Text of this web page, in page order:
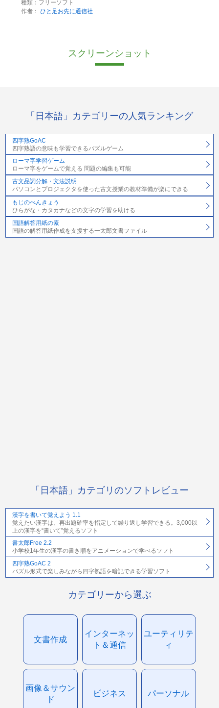
種類：フリーソフト
作者： ひと足お先に通信社
スクリーンショット
「日本語」カテゴリーの人気ランキング
四字熟GoAC
四字熟語の意味も学習できるパズルゲーム
ローマ字学習ゲーム
ローマ字をゲームで覚える 問題の編集も可能
古文品詞分解・文法説明
パソコンとプロジェクタを使った古文授業の教材準備が楽にできる
もじのべんきょう
ひらがな・カタカナなどの文字の学習を助ける
国語解答用紙の素
国語の解答用紙作成を支援する一太郎文書ファイル
「日本語」カテゴリのソフトレビュー
漢字を書いて覚えよう 1.1
覚えたい漢字は、再出題確率を指定して繰り返し学習できる。3,000以
上の漢字を“書いて”覚えるソフト
書太郎Free 2.2
小学校1年生の漢字の書き順をアニメーションで学べるソフト
四字熟GoAC 2
パズル形式で楽しみながら四字熟語を暗記できる学習ソフト
カテゴリーから選ぶ
文書作成
インターネッ
ト＆通信
ユーティリテ
ィ
画像＆サウン
ド
ビジネス パーソナル